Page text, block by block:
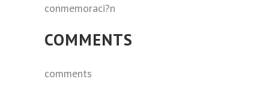
conmemoraci?n
COMMENTS
comments